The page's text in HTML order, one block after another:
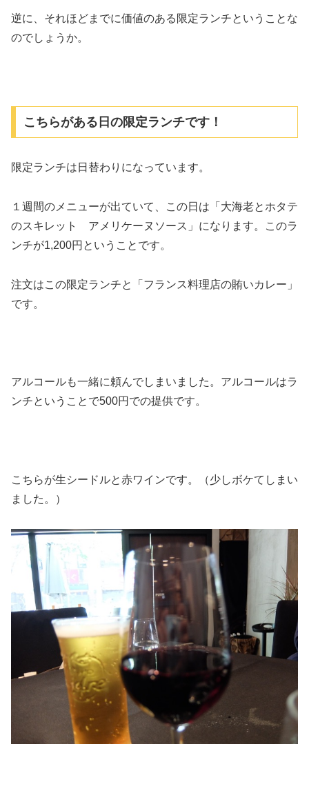
逆に、それほどまでに価値のある限定ランチということな
のでしょうか。
こちらがある日の限定ランチです！
限定ランチは日替わりになっています。
１週間のメニューが出ていて、この日は「大海老とホタテ
のスキレット アメリケーヌソース」になります。このラ
ンチが1,200円ということです。
注文はこの限定ランチと「フランス料理店の賄いカレー」
です。
アルコールも一緒に頼んでしまいました。アルコールはラ
ンチということで500円での提供です。
こちらが生シードルと赤ワインです。（少しボケてしまい
ました。）